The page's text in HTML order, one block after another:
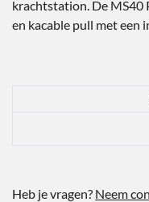
krachtstation. De MS40
en kacable pull met een
Heb je vragen? Neem